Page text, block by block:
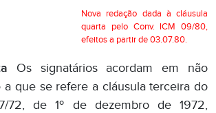
Nova redação dada à cláusula
quarta pelo Conv. ICM 09/80,
efeitos a partir de 03.07.80.
Os signatários acordam em não
que se refere a cláusula terceira do
72, de 1º de dezembro de 1972,